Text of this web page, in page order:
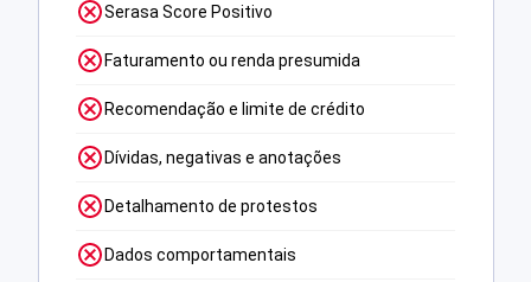
Serasa Score Positivo
Faturamento ou renda presumida
Recomendação e limite de crédito
Dívidas, negativas e anotações
Detalhamento de protestos
Dados comportamentais